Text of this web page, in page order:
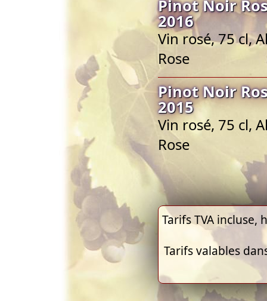
Pinot Noir
2016
Vin rosé, 75 cl,
Rose
Pinot Noir
2015
Vin rosé, 75 cl,
Rose
Tarifs TVA
Tarifs valables